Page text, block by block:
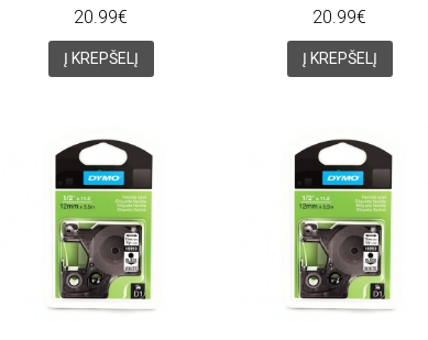
20.99€
Į KREPŠELĮ
20.99€
Į KREPŠELĮ